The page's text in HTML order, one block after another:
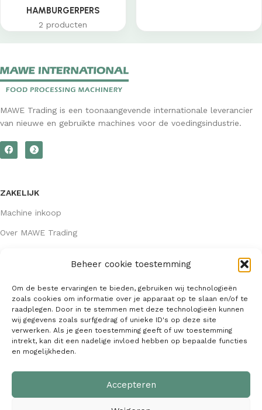
Beheer cookie toestemming
Om de beste ervaringen te bieden, gebruiken wij technologieën
zoals cookies om informatie over je apparaat op te slaan en/of te
raadplegen. Door in te stemmen met deze technologieën kunnen
wij gegevens zoals surfgedrag of unieke ID's op deze site
verwerken. Als je geen toestemming geeft of uw toestemming
intrekt, kan dit een nadelige invloed hebben op bepaalde functies
en mogelijkheden.
Accepteren
HAMBURGERPERS
2 producten
MAWE Trading is een toonaangevende internationale leverancier
van nieuwe en gebruikte machines voor de voedingsindustrie.
ZAKELIJK
Machine inkoop
Over MAWE Trading
Algemene voorwaarden
KVK: 64407667
info@mawetrading.nl
+31 6 53 270 335
| Webdesign: